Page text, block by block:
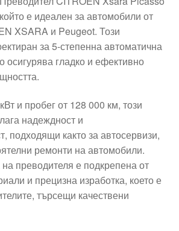
е идеален за автомобили от
XSARA и Peugeot. Този
за 5-степенна автоматична
осигурява гладко и ефективно
и пробег от 128 000 км, този
надеждност и
подходящи както за автосервизи,
ремонти на автомобили.
преводителя е подкрепена от
и прецизна изработка, което е
търсещи качествени